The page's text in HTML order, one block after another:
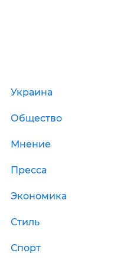
Украина
Общество
Мнение
Пресса
Экономика
Стиль
Спорт